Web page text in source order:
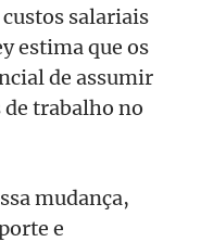
salariais
estima que os
de assumir
de trabalho no
mudança,
e